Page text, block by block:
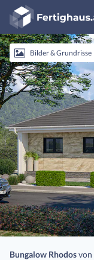
Fertighaus
Logo
AnmeldenBilder & Grundrisse
Bungalow Rhodosvon